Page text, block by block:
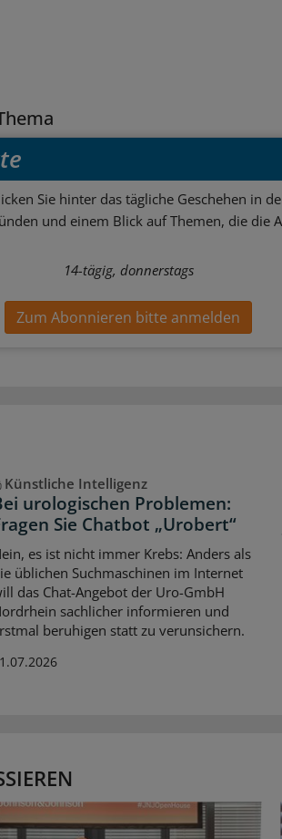
Sie hinter das tägliche Geschehen in
und einem Blick auf Themen, die die
14-tägig, donnerstags
Zum Abonnieren bitte anmelden
Künstliche Intelligenz
urologischen Problemen:
Sie Chatbot „Urobert“
es ist nicht immer Krebs: Anders als
üblichen Suchmaschinen im Internet
das Chat-Angebot der Uro-GmbH
sachlicher informieren und
beruhigen statt zu verunsichern.